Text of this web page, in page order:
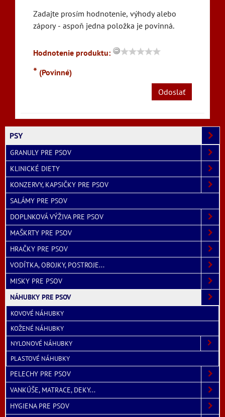
Zadajte prosím hodnotenie, výhody alebo
zápory - aspoň jedna položka je povinná.
Hodnotenie produktu:
* (Povinné)
Odoslať
PSY
GRANULY PRE PSOV
KLINICKÉ DIETY
KONZERVY, KAPSIČKY PRE PSOV
SALÁMY PRE PSOV
DOPLNKOVÁ VÝŽIVA PRE PSOV
MAŠKRTY PRE PSOV
HRAČKY PRE PSOV
VODÍTKA, OBOJKY, POSTROJE...
MISKY PRE PSOV
NÁHUBKY PRE PSOV
KOVOVÉ NÁHUBKY
KOŽENÉ NÁHUBKY
NYLONOVÉ NÁHUBKY
PLASTOVÉ NÁHUBKY
PELECHY PRE PSOV
VANKÚŠE, MATRACE, DEKY...
HYGIENA PRE PSOV